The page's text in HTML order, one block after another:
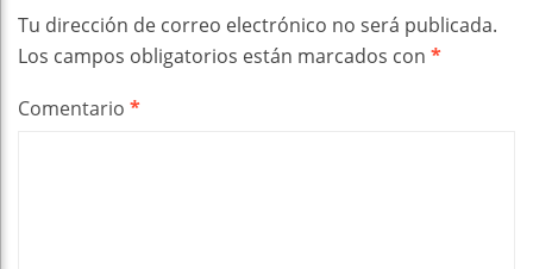
Tu dirección de correo electrónico no será publicada.
Los campos obligatorios están marcados con *
Comentario *